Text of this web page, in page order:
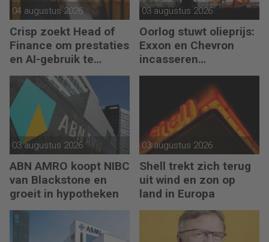
04 augustus 2026
Crisp zoekt Head of
Finance om prestaties
en AI-gebruik te
versnellen
03 augustus 2026
Oorlog stuwt olieprijs:
Exxon en Chevron
incasseren
miljardenwinsten
03 augustus 2026
ABN AMRO koopt NIBC
van Blackstone en
groeit in hypotheken
03 augustus 2026
Shell trekt zich terug
uit wind en zon op
land in Europa